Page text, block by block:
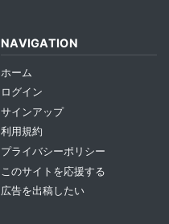
NAVIGATION
ホーム
ログイン
サインアップ
利用規約
プライバシーポリシー
このサイトを応援する
広告を出稿したい